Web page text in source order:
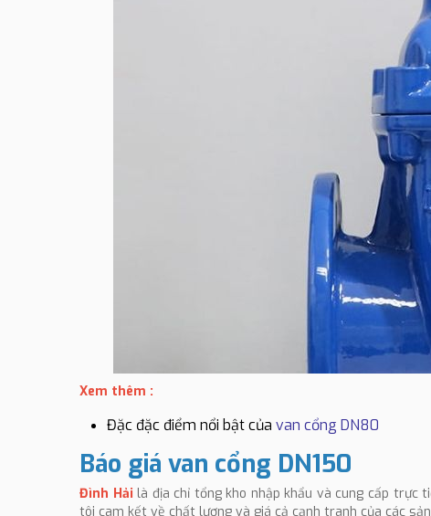
Xem thêm :
Đặc đặc điểm nổi bật của van cổng DN80
Báo giá van cổng DN150
Đình Hải là địa chỉ tổng kho nhập khẩu và cung cấp trực
tôi cam kết về chất lượng và giá cả cạnh tranh của các sản